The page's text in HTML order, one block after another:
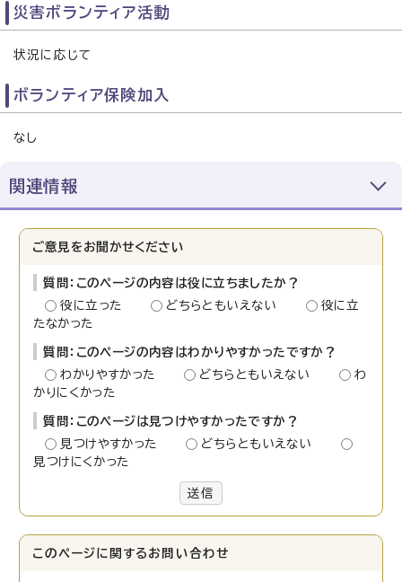
災害ボランティア活動
状況に応じて
ボランティア保険加入
なし
関連情報
ご意見をお聞かせください
質問：このページの内容は役に立ちましたか？
役に立った
どちらともいえない
役に立
たなかった
質問：このページの内容はわかりやすかったですか？
わかりやすかった
どちらともいえない
わ
かりにくかった
質問：このページは見つけやすかったですか？
見つけやすかった
どちらともいえない
見つけにくかった
送信
このページに関する お問い合わせ